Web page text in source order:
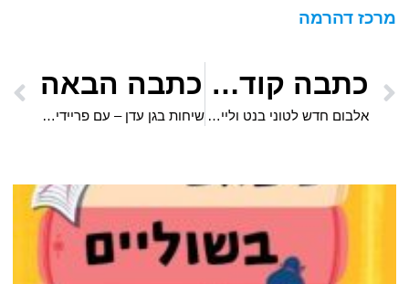
מרכז דהרמה
כתבה קודמת
אלבום חדש לטוני בנט וליידי גאגא!
כתבה הבאה
שיחות בגן עדן – עם פריידי מרגלית ואלימור הניג – הגשמה בעולם החדש